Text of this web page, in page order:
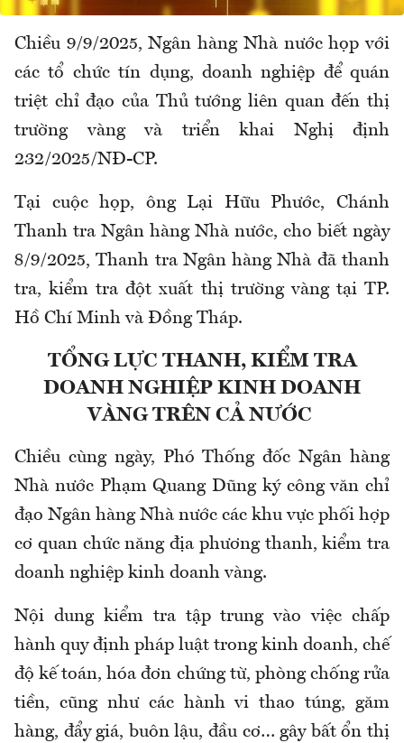
Chiều 9/9/2025, Ngân hàng Nhà nước họp với
các tổ chức tín dụng, doanh nghiệp để quán
triệt chỉ đạo của Thủ tướng liên quan đến thị
trường vàng và triển khai Nghị định
232/2025/NĐ-CP.
Tại cuộc họp, ông Lại Hữu Phước, Chánh
Thanh tra Ngân hàng Nhà nước, cho biết ngày
8/9/2025, Thanh tra Ngân hàng Nhà đã thanh
tra, kiểm tra đột xuất thị trường vàng tại TP.
Hồ Chí Minh và Đồng Tháp.
TỔNG LỰC THANH, KIỂM TRA
DOANH NGHIỆP KINH DOANH
VÀNG TRÊN CẢ NƯỚC
Chiều cùng ngày, Phó Thống đốc Ngân hàng
Nhà nước Phạm Quang Dũng ký công văn chỉ
đạo Ngân hàng Nhà nước các khu vực phối hợp
cơ quan chức năng địa phương thanh, kiểm tra
doanh nghiệp kinh doanh vàng.
Nội dung kiểm tra tập trung vào việc chấp
hành quy định pháp luật trong kinh doanh, chế
độ kế toán, hóa đơn chứng từ, phòng chống rửa
tiền, cũng như các hành vi thao túng, găm
hàng, đẩy giá, buôn lậu, đầu cơ… gây bất ổn thị